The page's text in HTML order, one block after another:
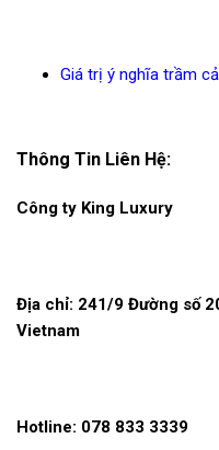
Giá trị ý nghĩa trầm
Thông Tin Liên Hệ:
Công ty King Luxury
Địa chỉ: 241/9 Đường số
Vietnam
Hotline: 078 833 3339